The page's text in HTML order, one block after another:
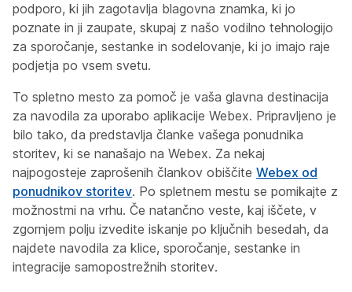
podporo, ki jih zagotavlja blagovna znamka, ki jo
poznate in ji zaupate, skupaj z našo vodilno tehnologijo
za sporočanje, sestanke in sodelovanje, ki jo imajo raje
podjetja po vsem svetu.
To spletno mesto za pomoč je vaša glavna destinacija
za navodila za uporabo aplikacije Webex. Pripravljeno je
bilo tako, da predstavlja članke vašega ponudnika
storitev, ki se nanašajo na Webex. Za nekaj
najpogosteje zaprošenih člankov obiščite Webex od
ponudnikov storitev. Po spletnem mestu se pomikajte z
možnostmi na vrhu. Če natančno veste, kaj iščete, v
zgornjem polju izvedite iskanje po ključnih besedah, da
najdete navodila za klice, sporočanje, sestanke in
integracije samopostrežnih storitev.